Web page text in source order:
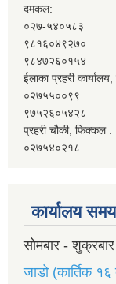
दमकल:
०२७-५४०५८३
९८१६०४९२७०
९८४७२६०१५४
ईलाका प्रहरी
०२७५५००९९
९७५२६०५४२८
प्रहरी चौकी, फिक्कल :
०२७५४०२१८
कार्यालय समय
सोमबार -
जाडो (कार्तिक